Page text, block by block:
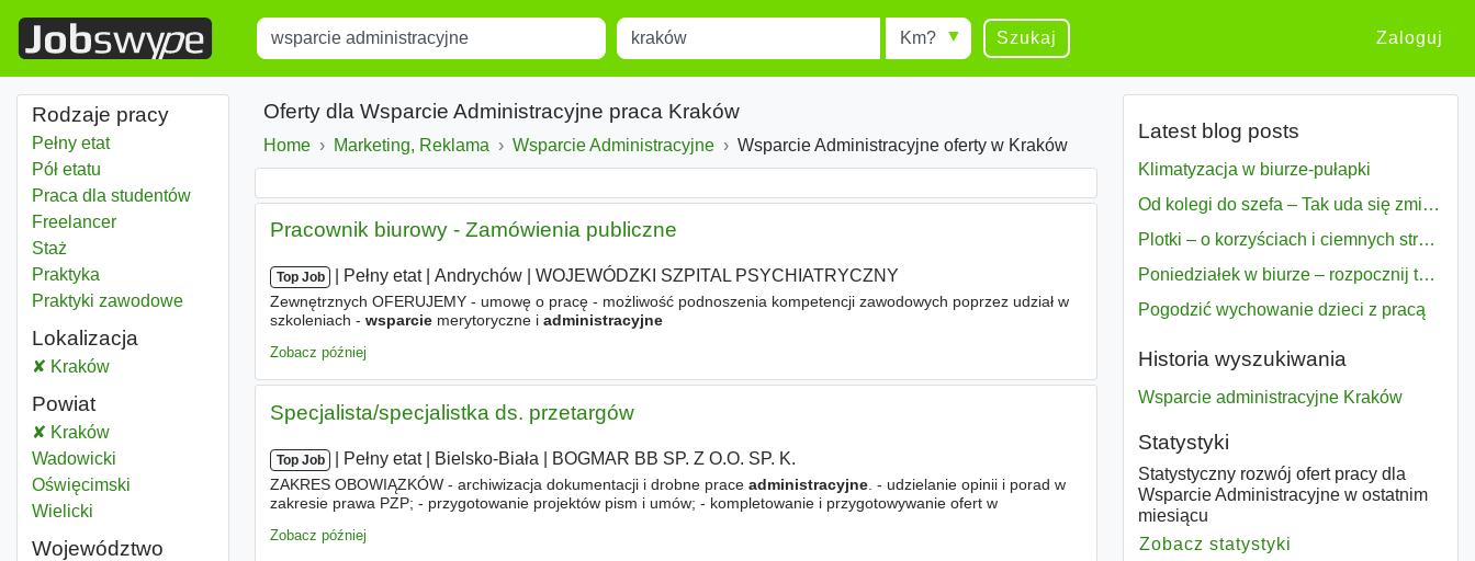
Title Miejscowość Radius Szukaj Zaloguj
Rodzaje pracy
Pełny etat
Pół etatu
Praca dla studentów
Freelancer
Staż
Praktyka
Praktyki zawodowe
Lokalizacja
Wsparcie administracyjne
Kraków
Powiat
Wsparcie administracyjne
KrakówPowiat
Wsparcie administracyjne
Wadowicki
Wsparcie administracyjne
Oświęcimski
Wsparcie administracyjne
Wielicki
Województwo
Oferty dla Wsparcie Administracyjne praca Kraków
Home Marketing, Reklama Wsparcie Administracyjne Wsparcie Administracyjne oferty w Kraków
Pracownik biurowy - Zamówienia publiczne
Top Job Pełny etat| Andrychów WOJEWÓDZKI SZPITAL PSYCHIATRYCZNY
Zewnętrznych OFERUJEMY - umowę o pracę - możliwość podnoszenia kompetencji zawodowych poprzez udział w
szkoleniach - wsparciemerytoryczne i administracyjne
Zobacz później
Specjalista/specjalistka ds. przetargów
Top Job Pełny etat| Bielsko-Biała BOGMAR BB SP. Z O.O. SP. K.
ZAKRES OBOWIĄZKÓW - archiwizacja dokumentacji i drobne prace administracyjne. - udzielanie opinii i porad w
zakresie prawa PZP; - przygotowanie projektów pism i umów; - kompletowanie i przygotowywanie ofert w
Zobacz później
Latest blog posts
Klimatyzacja w biurze-pułapki
Od kolegi do szefa – Tak uda się zmiana bezproblemowo
Plotki – o korzyściach i ciemnych stronach
Poniedziałek w biurze – rozpocznij tydzień w pełni zmotywowany
Pogodzić wychowanie dzieci z pracą
Historia wyszukiwania
Wsparcie administracyjne Kraków
Statystyki
Statystyczny rozwój ofert pracy dla
Wsparcie Administracyjne w ostatnim
miesiącu
Zobacz statystyki